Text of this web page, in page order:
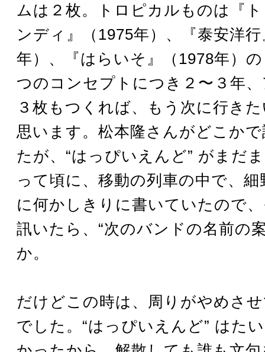
ムは２枚。トロピカルものは『
ンディ』（1975年）、『泰安洋
年）、『はらいそ』（1978年）
つのコンセプトにつき２〜３年
３枚もつくれば、もう次に行き
思います。松本隆さんがどこか
たが、“はっぴいえんど” がまだ
って頃に、移動の列車の中で、
に何かしきりに書いていたので
訊いたら、“次のバンドの名前の
か。
だけどこの時は、周りがやめさ
でした。“はっぴいえんど” はた